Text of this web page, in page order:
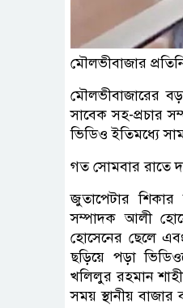
মৌলভীবাজার
মৌলভীবাজারের
সাবেক সহ-প্রচার
ভিডিও ইতিমধ্যে
গত সোমবার রাতে
জুতাপেটার শিকার
সম্পাদক আলী
হোসেনের ছেলে
ছড়িয়ে পড়া
খলিলুর রহমান
সময় স্থানীয়